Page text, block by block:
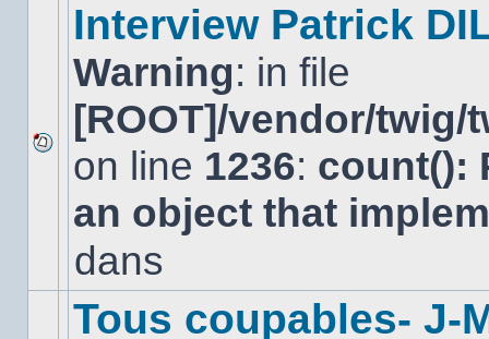
sujet.
Aucun
nouveau
message
non-
dans
Interview Patrick
Warning: in file
[ROOT]/vendor/
on line 1236: count():
an object that
dans
Tous coupables- J-